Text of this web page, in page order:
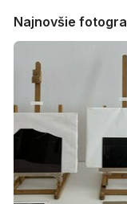
Najnovšie